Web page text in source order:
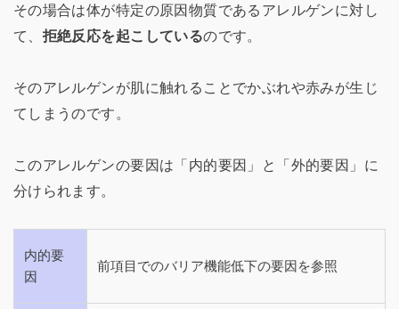
その場合は体が特定の原因物質であるアレルゲンに対し
て、 拒絶反応を起こしているのです。
そのアレルゲンが肌に触れることでかぶれや赤みが生じ
てしまうのです。
このアレルゲンの要因は「内的要因」と「外的要因」に
分けられます。
内的要
因
前項目でのバリア機能低下の要因を参照